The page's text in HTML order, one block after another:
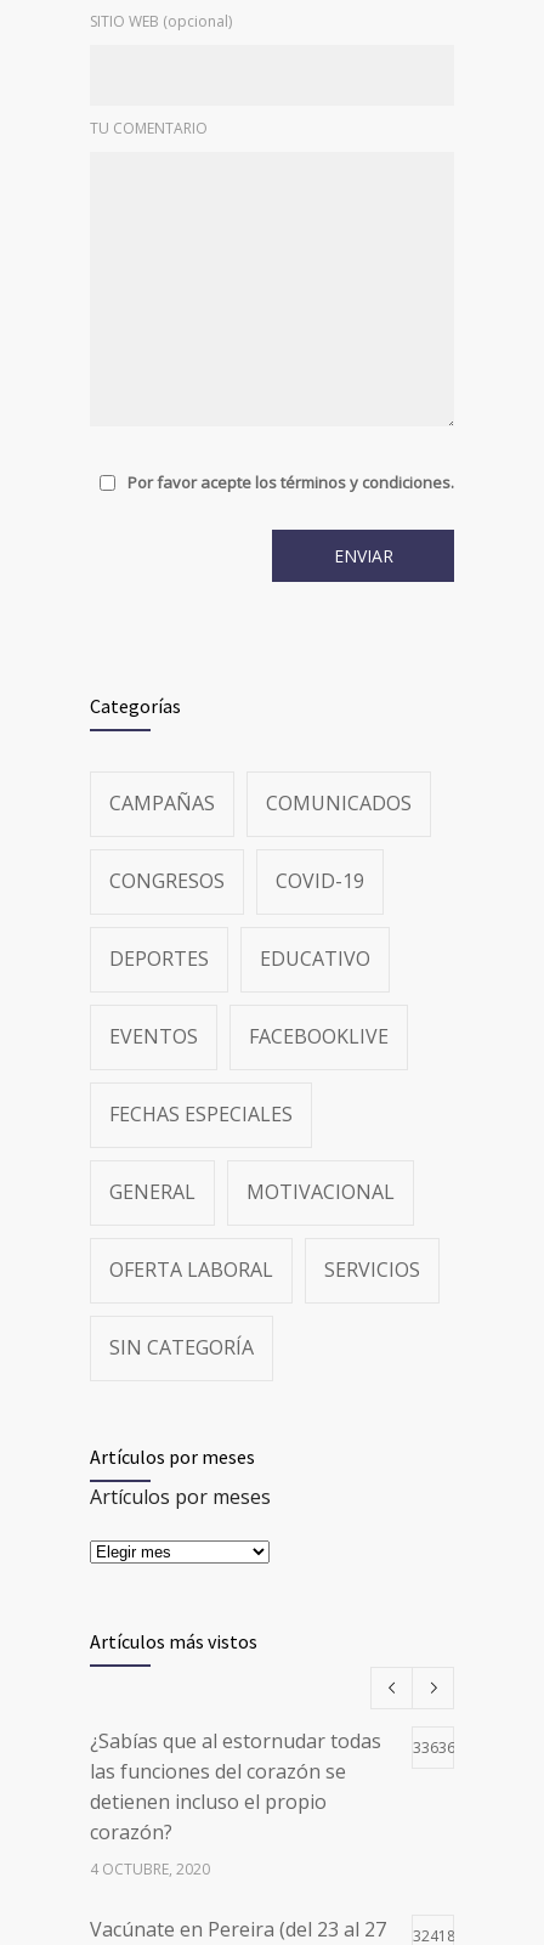
SITIO WEB (opcional)
TU COMENTARIO
Por favor acepte los términos y condiciones.
Categorías
CAMPAÑAS COMUNICADOS
CONGRESOS COVID-19
DEPORTES EDUCATIVO
EVENTOS FACEBOOKLIVE
FECHAS ESPECIALES
GENERAL MOTIVACIONAL
OFERTA LABORAL SERVICIOS
SIN CATEGORÍA
Artículos por meses
Artículos por meses
Artículos más vistos
¿Sabías que al estornudar todas
las funciones del corazón se
detienen incluso el propio
corazón?
33636
4 OCTUBRE, 2020
Vacúnate en Pereira (del 23 al 27 32418